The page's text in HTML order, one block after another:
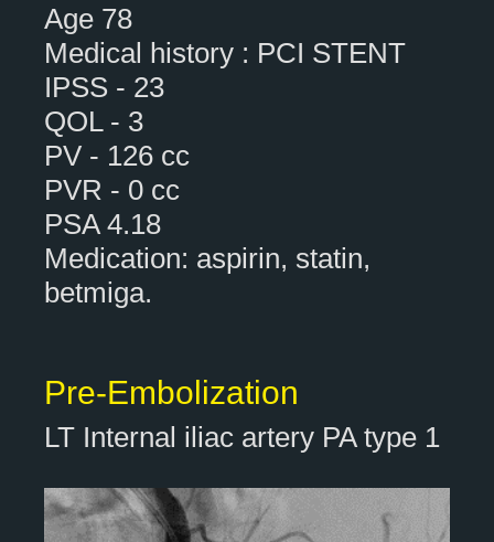
Age 78
Medical history : PCI STENT
IPSS - 23
QOL - 3
PV - 126 cc
PVR - 0 cc
PSA 4.18
Medication: aspirin, statin,
betmiga.
Pre-Embolization
LT Internal iliac artery PA type 1